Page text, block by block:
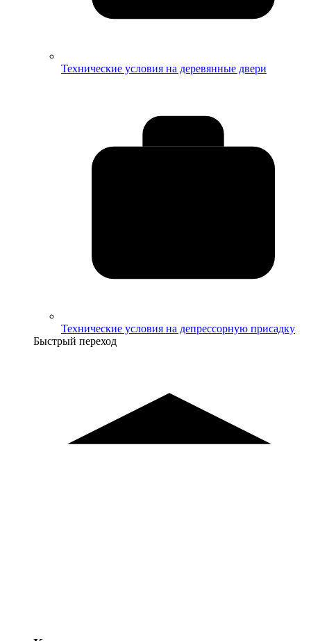
Технические условия на деревянные двери
Технические условия на депрессорную присадку
Быстрый переход